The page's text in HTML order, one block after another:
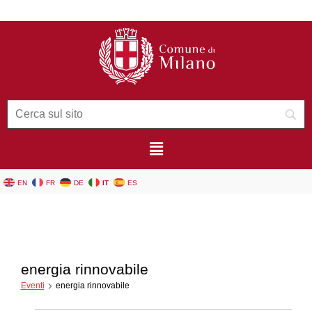
EN FR DE IT ES
energia rinnovabile
Eventi energia rinnovabile